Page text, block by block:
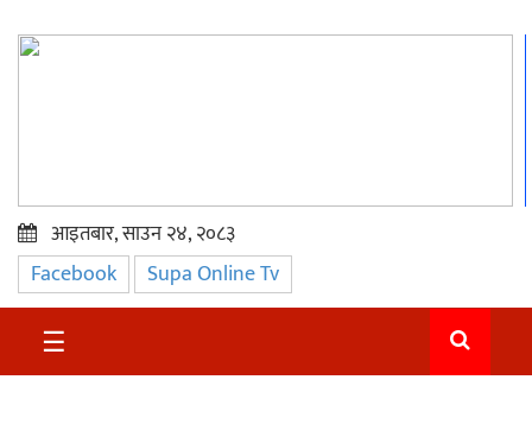
प्रमुख
समाचार
सुदुर
आइतबार, साउन २४, २०८३
Facebook Supa Online Tv
☰